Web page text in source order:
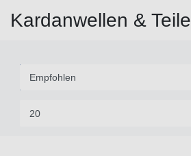
Kardanwellen & Teile